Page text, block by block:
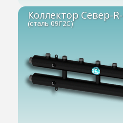
Коллектор Север-
(сталь 09Г2С)